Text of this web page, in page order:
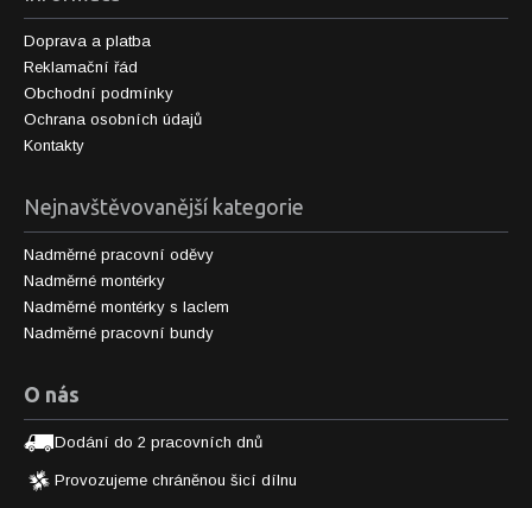
Doprava a platba
Reklamační řád
Obchodní podmínky
Ochrana osobních údajů
Kontakty
Nejnavštěvovanější kategorie
Nadměrné pracovní oděvy
Nadměrné montérky
Nadměrné montérky s laclem
Nadměrné pracovní bundy
O nás
Dodání do 2 pracovních dnů
Provozujeme chráněnou šicí dílnu